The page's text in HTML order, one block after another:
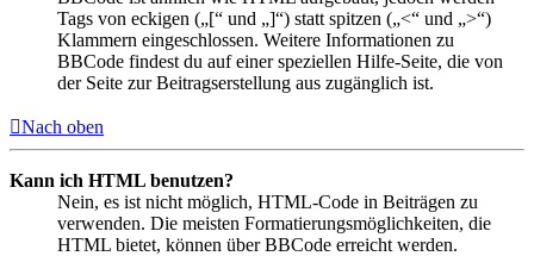
Tags von eckigen („[“ und „]“) statt spitzen („<“ und „>“)
Klammern eingeschlossen. Weitere Informationen zu
BBCode findest du auf einer speziellen Hilfe-Seite, die von
der Seite zur Beitragserstellung aus zugänglich ist.
Nach oben
Kann ich HTML benutzen?
Nein, es ist nicht möglich, HTML-Code in Beiträgen zu
verwenden. Die meisten Formatierungsmöglichkeiten, die
HTML bietet, können über BBCode erreicht werden.